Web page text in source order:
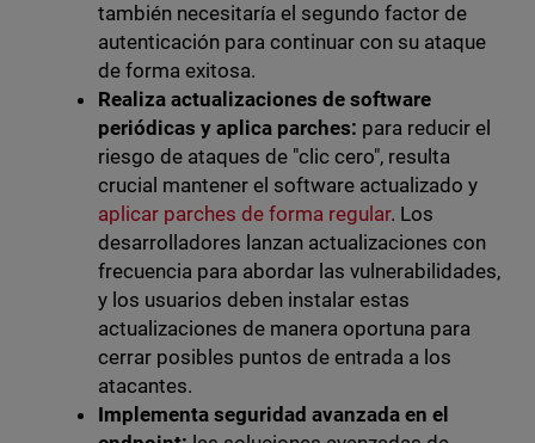
también necesitaría el segundo factor de
autenticación para continuar con su ataque
de forma exitosa.
Realiza actualizaciones de software
periódicas y aplica parches: para reducir el
riesgo de ataques de "clic cero", resulta
crucial mantener el software actualizado y
aplicar parches de forma regular. Los
desarrolladores lanzan actualizaciones con
frecuencia para abordar las vulnerabilidades,
y los usuarios deben instalar estas
actualizaciones de manera oportuna para
cerrar posibles puntos de entrada a los
atacantes.
Implementa seguridad avanzada en el